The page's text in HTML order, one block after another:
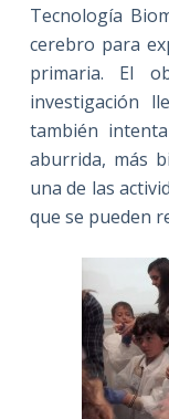
Tecnología
cerebro para
primaria. El
investigación
también
aburrida, más
una de las
que se pueden